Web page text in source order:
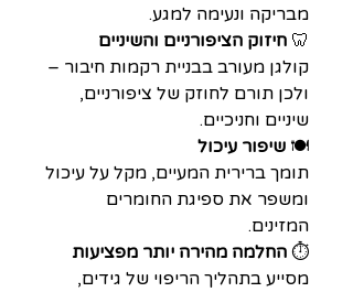
מבריקה ונעימה למגע.
🦷 חיזוק הציפורניים והשיניים
קולגן מעורב בבניית רקמות חיבור –
ולכן תורם לחוזק של ציפורניים,
שיניים וחניכיים.
🍽️ שיפור עיכול
תומך ברירית המעיים, מקל על עיכול
ומשפר את ספיגת החומרים
המזינים.
⏱️ החלמה מהירה יותר מפציעות
מסייע בתהליך הריפוי של גידים,